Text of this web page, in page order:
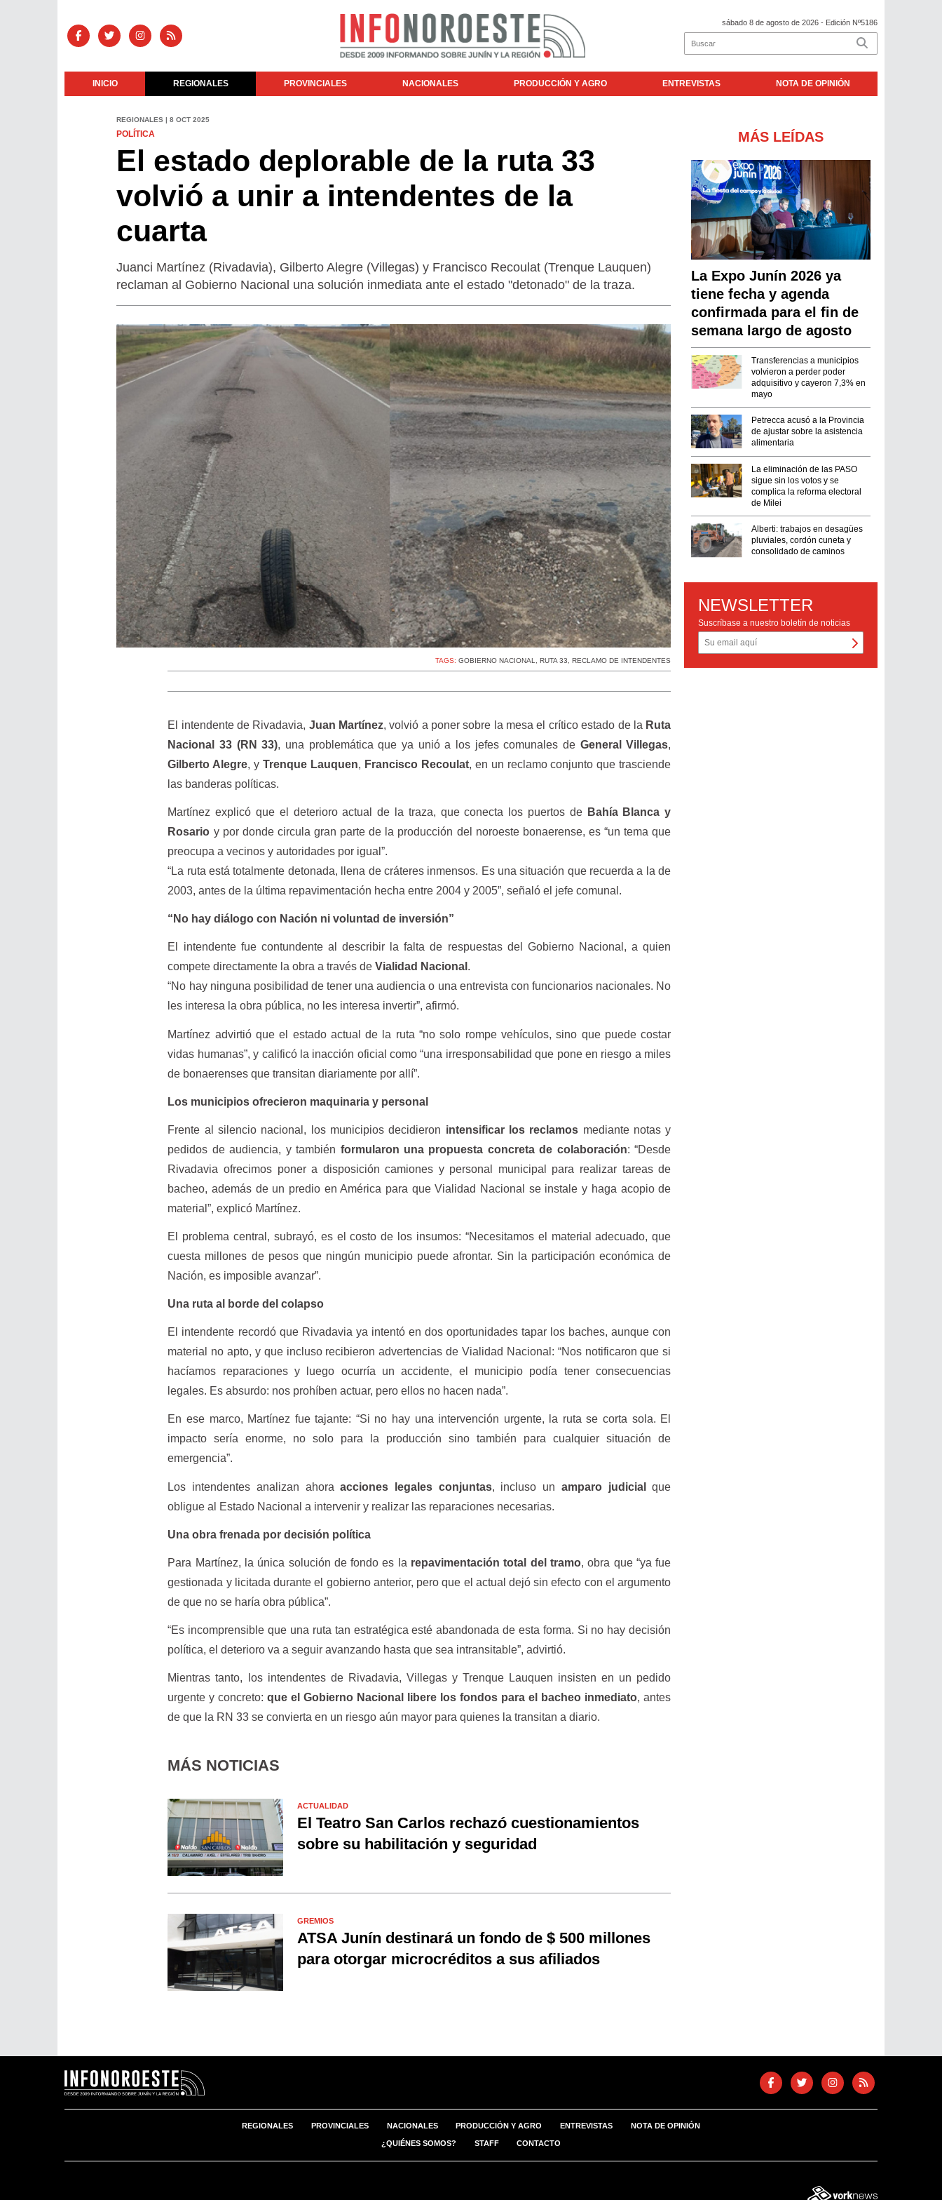
sábado 8 de agosto de 2026 - Edición Nº5186
INICIO REGIONALES PROVINCIALES NACIONALES PRODUCCIÓN Y AGRO ENTREVISTAS NOTA DE OPINIÓN
REGIONALES | 8 OCT 2025
POLÍTICA
El estado deplorable de la ruta 33
volvió a unir a intendentes de la
cuarta
Juanci Martínez (Rivadavia), Gilberto Alegre (Villegas) y Francisco Recoulat (Trenque Lauquen)
reclaman al Gobierno Nacional una solución inmediata ante el estado "detonado" de la traza.
TAGS:GOBIERNO NACIONAL ,RUTA 33 ,RECLAMO DE INTENDENTES
El intendente de Rivadavia, Juan Martínez, volvió a poner sobre la mesa el crítico estado de la Ruta
Nacional 33 (RN 33), una problemática que ya unió a los jefes comunales de General Villegas,
Gilberto Alegre, yTrenque Lauquen, Francisco Recoulat, en un reclamo conjunto que trasciende
las banderas políticas.
Martínez explicó que el deterioro actual de la traza, que conecta los puertos de Bahía Blanca y
Rosario y por donde circula gran parte de la producción del noroeste bonaerense, es “un tema que
preocupa a vecinos y autoridades por igual”.
“La ruta está totalmente detonada, llena de cráteres inmensos. Es una situación que recuerda a la de
2003, antes de la última repavimentación hecha entre 2004 y 2005”, señaló el jefe comunal.
“No hay diálogo con Nación ni voluntad de inversión”
El intendente fue contundente al describir la falta de respuestas del Gobierno Nacional, a quien
compete directamente la obra a través deVialidad Nacional .
“No hay ninguna posibilidad de tener una audiencia o una entrevista con funcionarios nacionales. No
les interesa la obra pública, no les interesa invertir”, afirmó.
Martínez advirtió que el estado actual de la ruta “no solo rompe vehículos, sino que puede costar
vidas humanas”, y calificó la inacción oficial como “una irresponsabilidad que pone en riesgo a miles
de bonaerenses que transitan diariamente por allí”.
Los municipios ofrecieron maquinaria y personal
Frente al silencio nacional, los municipios decidieron intensificar los reclamos mediante notas y
pedidos de audiencia, y también formularon una propuesta concreta de colaboración: “Desde
Rivadavia ofrecimos poner a disposición camiones y personal municipal para realizar tareas de
bacheo, además de un predio en América para que Vialidad Nacional se instale y haga acopio de
material”, explicó Martínez.
El problema central, subrayó, es el costo de los insumos: “Necesitamos el material adecuado, que
cuesta millones de pesos que ningún municipio puede afrontar. Sin la participación económica de
Nación, es imposible avanzar”.
Una ruta al borde del colapso
El intendente recordó que Rivadavia ya intentó en dos oportunidades tapar los baches, aunque con
material no apto, y que incluso recibieron advertencias de Vialidad Nacional: “Nos notificaron que si
hacíamos reparaciones y luego ocurría un accidente, el municipio podía tener consecuencias
legales. Es absurdo: nos prohíben actuar, pero ellos no hacen nada”.
En ese marco, Martínez fue tajante: “Si no hay una intervención urgente, la ruta se corta sola. El
impacto sería enorme, no solo para la producción sino también para cualquier situación de
emergencia”.
Los intendentes analizan ahoraacciones legales conjuntas, incluso un amparo judicial
que
obligue al Estado Nacional a intervenir y realizar las reparaciones necesarias.
Una obra frenada por decisión política
Para Martínez, la única solución de fondo es la repavimentación total del tramo, obra que “ya fue
gestionada y licitada durante el gobierno anterior, pero que el actual dejó sin efecto con el argumento
de que no se haría obra pública”.
“Es incomprensible que una ruta tan estratégica esté abandonada de esta forma. Si no hay decisión
política, el deterioro va a seguir avanzando hasta que sea intransitable”, advirtió.
Mientras tanto, los intendentes de Rivadavia, Villegas y Trenque Lauquen insisten en un pedido
urgente y concreto:que el Gobierno Nacional libere los fondos para el bacheo inmediato, antes
de que la RN 33 se convierta en un riesgo aún mayor para quienes la transitan a diario.
MÁS NOTICIAS
ACTUALIDAD
El Teatro San Carlos rechazó cuestionamientos
sobre su habilitación y seguridad
GREMIOS
ATSA Junín destinará un fondo de $ 500 millones
para otorgar microcréditos a sus afiliados
MÁS LEÍDAS
La Expo Junín 2026 ya
tiene fecha y agenda
confirmada para el fin de
semana largo de agosto
Transferencias a municipios
volvieron a perder poder
adquisitivo y cayeron 7,3% en
mayo
Petrecca acusó a la Provincia
de ajustar sobre la asistencia
alimentaria
La eliminación de las PASO
sigue sin los votos y se
complica la reforma electoral
de Milei
Alberti: trabajos en desagües
pluviales, cordón cuneta y
consolidado de caminos
NEWSLETTER
Suscríbase a nuestro boletín de noticias
REGIONALES PROVINCIALES NACIONALES PRODUCCIÓN Y AGRO ENTREVISTAS NOTA DE OPINIÓN
¿QUIÉNES SOMOS? STAFF CONTACTO